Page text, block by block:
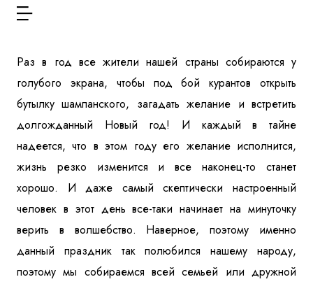
Раз в год все жители нашей страны собираются у
голубого экрана, чтобы под бой курантов открыть
бутылку шампанского, загадать желание и встретить
долгожданный Новый год! И каждый в тайне
надеется, что в этом году его желание исполнится,
жизнь резко изменится и все наконец-то станет
хорошо. И даже самый скептически настроенный
человек в этот день все-таки начинает на минуточку
верить в волшебство. Наверное, поэтому именно
данный праздник так полюбился нашему народу,
поэтому мы собираемся всей семьей или дружной
Куда бы Вы хотели отправиться?
Я даю согласие наобработку персональных данныхи
ознакомлен
обработки персональных данных
Отправить